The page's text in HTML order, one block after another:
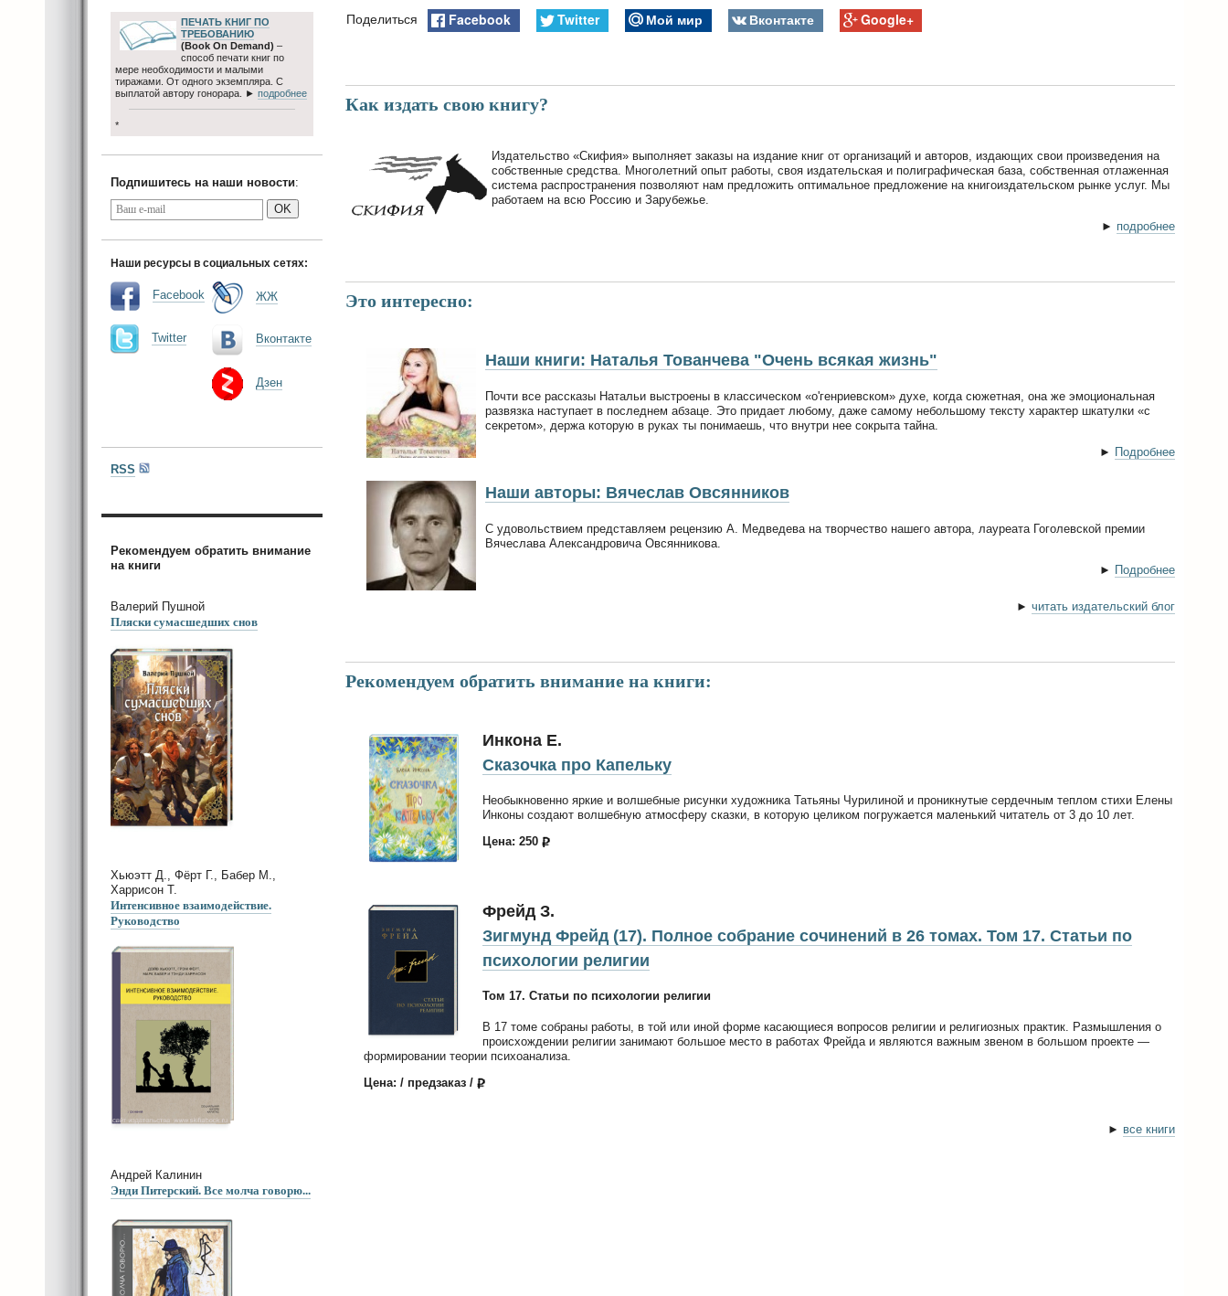
Поделиться Facebook Twitter Мой мир Вконтакте Google+
Как издать свою книгу?
Издательство «Скифия» выполняет заказы на издание книг от организаций и авторов, издающих свои произведения на
собственные средства. Многолетний опыт работы, своя издательская и полиграфическая база, собственная отлаженная
система распространения позволяют нам предложить оптимальное предложение на книгоиздательском рынке услуг. Мы
работаем на всю Россию и Зарубежье.
► подробнее
Это интересно:
Наши книги: Наталья Тованчева "Очень всякая жизнь"
Почти все рассказы Натальи выстроены в классическом «о'генриевском» духе, когда сюжетная, она же эмоциональная
развязка наступает в последнем абзаце. Это придает любому, даже самому небольшому тексту характер шкатулки «с
секретом», держа которую в руках ты понимаешь, что внутри нее сокрыта тайна.
► Подробнее
Наши авторы: Вячеслав Овсянников
С удовольствием представляем рецензию А. Медведева на творчество нашего автора, лауреата Гоголевской премии
Вячеслава Александровича Овсянникова.
► Подробнее
► читать издательский блог
Рекомендуем обратить внимание на книги:
Инкона Е.
Сказочка про Капельку
Необыкновенно яркие и волшебные рисунки художника Татьяны Чурилиной и проникнутые сердечным теплом стихи Елены
Инконы создают волшебную атмосферу сказки, в которую целиком погружается маленький читатель от 3 до 10 лет.
Цена: 250
Фрейд З.
Зигмунд Фрейд (17). Полное собрание сочинений в 26 томах. Том 17. Статьи по
психологии религии
Том 17. Статьи по психологии религии
В 17 томе собраны работы, в той или иной форме касающиеся вопросов религии и религиозных практик. Размышления о
происхождении религии занимают большое место в работах Фрейда и являются важным звеном в большом проекте —
формировании теории психоанализа.
Цена: / предзаказ /
► все книги
ПЕЧАТЬ КНИГ ПО
ТРЕБОВАНИЮ
(Book On Demand) –
способ печати книг по
мере необходимости и малыми
тиражами. От одного экземпляра. С
выплатой автору гонорара. ► подробнее
*
Подпишитесь на наши новости:
OK
Наши ресурсы в социальных сетях:
Facebook
Twitter
ЖЖ
Вконтакте
Дзен
RSS
Рекомендуем обратить внимание
на книги
Валерий Пушной
Пляски сумасшедших снов
Хьюэтт Д., Фёрт Г., Бабер М.,
Харрисон Т.
Интенсивное взаимодействие.
Руководство
Андрей Калинин
Энди Питерский. Все молча говорю...